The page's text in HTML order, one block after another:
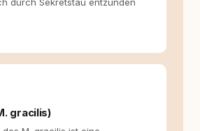
gracilis)